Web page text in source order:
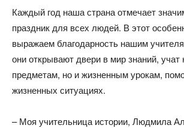
Каждый год наша страна отмечает
праздник для всех людей. В этот
выражаем благодарность нашим
они открывают двери в мир знаний, учат
предметам, но и жизненным урокам,
жизненных ситуациях.
– Моя учительница истории, Людмила